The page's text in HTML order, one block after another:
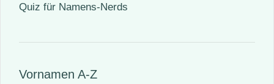
Quiz für Namens-Nerds
Vornamen A-Z